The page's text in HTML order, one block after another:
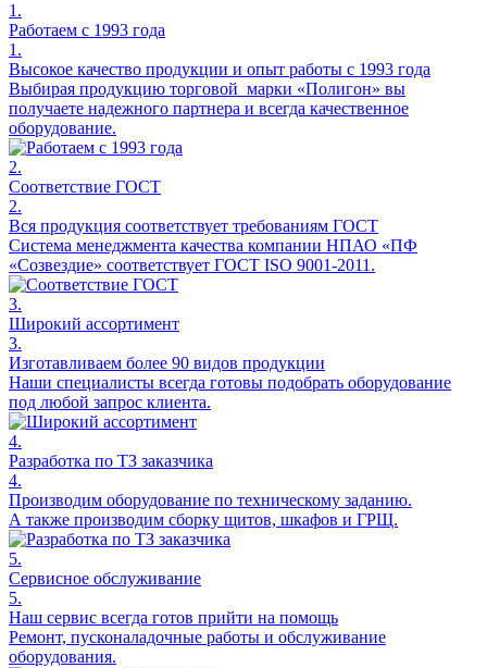
1.
Работаем с 1993 года
1.
Высокое качество продукции и опыт работы с 1993 года
Выбирая продукцию торговой марки «Полигон» вы
получаете надежного партнера и всегда качественное
оборудование.
2.
Соответствие ГОСТ
2.
Вся продукция соответствует требованиям ГОСТ
Система менеджмента качества компании НПАО «ПФ
«Созвездие» соответствует ГОСТ ISO 9001-2011.
3.
Широкий ассортимент
3.
Изготавливаем более 90 видов продукции
Наши специалисты всегда готовы подобрать оборудование
под любой запрос клиента.
4.
Разработка по ТЗ заказчика
4.
Производим оборудование по техническому заданию.
А также производим сборку щитов, шкафов и ГРЩ.
5.
Сервисное обслуживание
5.
Наш сервис всегда готов прийти на помощь
Ремонт, пусконаладочные работы и обслуживание
оборудования.